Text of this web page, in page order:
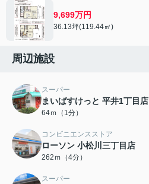
9,699万円
36.13坪(119.44㎡)
周辺施設
スーパー
まいばすけっと 平井1丁目店
64ｍ（1分）
コンビニエンスストア
ローソン 小松川三丁目店
262ｍ（4分）
スーパー